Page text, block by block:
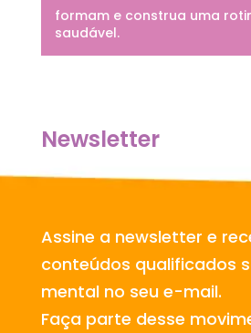
formam e construa uma
saudável.
Newsletter
Assine a newsletter e
conteúdos qualificados
mental no seu e-mail.
Faça parte desse